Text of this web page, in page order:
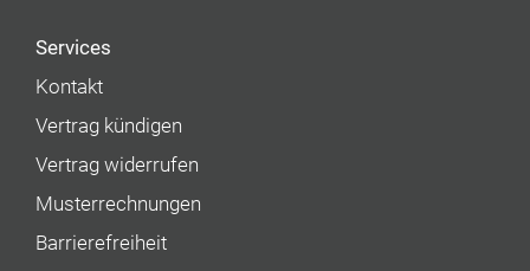
Services
Kontakt
Vertrag kündigen
Vertrag widerrufen
Musterrechnungen
Barrierefreiheit